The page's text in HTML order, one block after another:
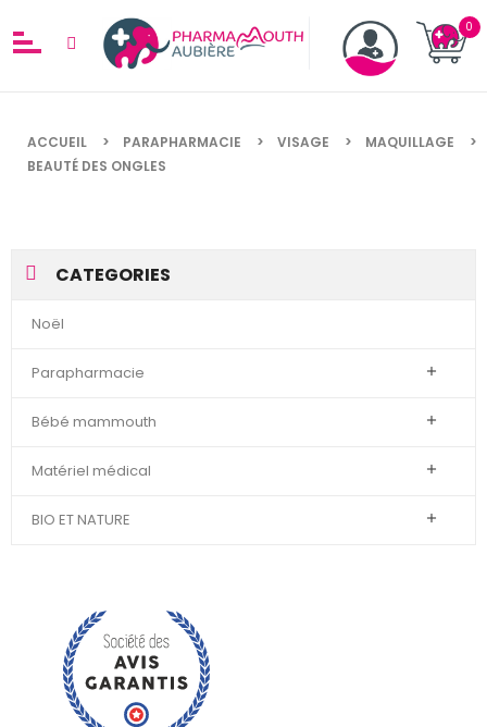
ACCUEIL PARAPHARMACIE VISAGE
MAQUILLAGE
BEAUTÉ DES ONGLES
CATEGORIES
Noël
Parapharmacie 
Bébé mammouth 
Matériel médical 
BIO ET NATURE 